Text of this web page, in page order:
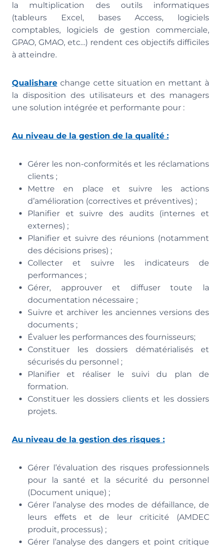
la multiplication des outils informatiques
(tableurs Excel, bases Access, logiciels
comptables, logiciels de gestion commerciale,
GPAO, GMAO, etc…) rendent ces objectifs difficiles
à atteindre.
Qualishare change cette situation en mettant à
la disposition des utilisateurs et des managers
une solution intégrée et performante pour :
Au niveau de la gestion de la qualité :
Gérer les non-conformités et les réclamations
clients ;
Mettre en place et suivre les actions
d’amélioration (correctives et préventives) ;
Planifier et suivre des audits (internes et
externes) ;
Planifier et suivre des réunions (notamment
des décisions prises) ;
Collecter et suivre les indicateurs de
performances ;
Gérer, approuver et diffuser toute la
documentation nécessaire ;
Suivre et archiver les anciennes versions des
documents ;
Évaluer les performances des fournisseurs;
Constituer les dossiers dématérialisés et
sécurisés du personnel ;
Planifier et réaliser le suivi du plan de
formation.
Constituer les dossiers clients et les dossiers
projets.
Au niveau de la gestion des risques :
Gérer l’évaluation des risques professionnels
pour la santé et la sécurité du personnel
(Document unique) ;
Gérer l’analyse des modes de défaillance, de
leurs effets et de leur criticité (AMDEC
produit, processus) ;
Gérer l’analyse des dangers et point critique